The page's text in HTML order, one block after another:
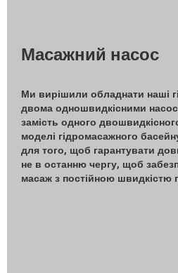
Масажний насос
Ми вирішили обладнати наші
двома одношвидкісними
замість одного
моделі гідромасажного
для того, щоб гарантувати
не в останню чергу, щоб
масаж з постійною швидкістю